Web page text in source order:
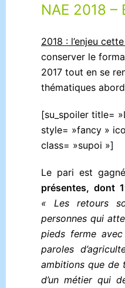
NAE 2018 –
2018 : l’enjeu
conserver le
2017 tout en se
thématiques
[su_spoiler title=
style= »fancy »
class= »supoi »]
Le pari est
présentes, dont
« Les retours
personnes qui
pieds ferme avec
paroles
ambitions que de
d’un métier qui